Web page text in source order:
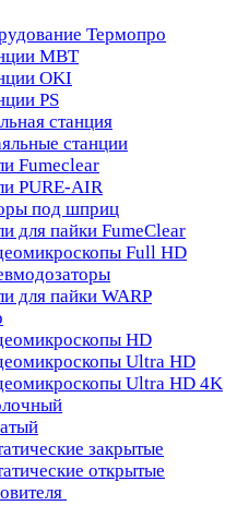
Термопро
MBT
OKI
PS
станция
станции
Fumeclear
PURE-AIR
под шприц
для пайки FumeClear
Full HD
для пайки WARP
HD
Ultra HD
Ultra HD 4K
закрытые
открытые